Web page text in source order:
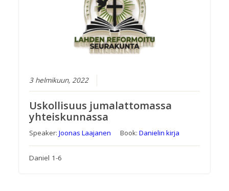
3 helmikuun, 2022
Uskollisuus jumalattomassa
yhteiskunnassa
Speaker:Joonas Laajanen Book:Danielin kirja
Daniel 1-6